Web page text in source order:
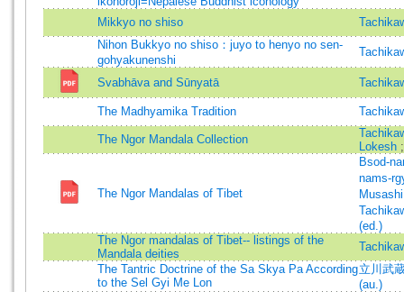
Mikkyo no shiso
Nihon Bukkyo no shiso：juyo to henyo no sen-
gohyakunenshi
Svabhāva and Sūnyatā
The Madhyamika Tradition
The Ngor Mandala Collection
Lokesh
The Ngor Mandalas of Tibet
Bsod-
nams-
(ed.)
The Ngor mandalas of Tibet-- listings of the
Mandala deities
The Tantric Doctrine of the Sa Skya Pa According
to the Sel Gyi Me Lon
立川武
(au.)